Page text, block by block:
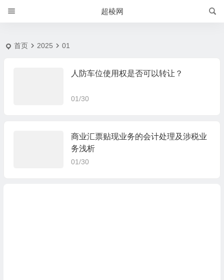
超棱网
首页 2025 01
人防车位使用权是否可以转让？
01/30
商业汇票贴现业务的会计处理及涉税业
务浅析
01/30